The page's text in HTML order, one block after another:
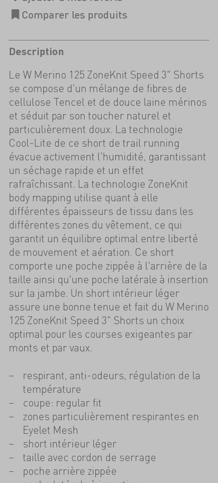
Description
Le W Merino 125 ZoneKnit Speed 3" Shorts
se compose d'un mélange de fibres de
cellulose Tencel et de douce laine mérinos
et séduit par son toucher naturel et
particulièrement doux. La technologie
Cool-Lite de ce short de trail running
évacue activement l'humidité, garantissant
un séchage rapide et un effet
rafraîchissant. La technologie ZoneKnit
body mapping utilise quant à elle
différentes épaisseurs de tissu dans les
différentes zones du vêtement, ce qui
garantit un équilibre optimal entre liberté
de mouvement et aération. Ce short
comporte une poche zippée à l'arrière de la
taille ainsi qu'une poche latérale à insertion
sur la jambe. Un short intérieur léger
assure une bonne tenue et fait du W Merino
125 ZoneKnit Speed 3" Shorts un choix
optimal pour les courses exigeantes par
monts et par vaux.
respirant, anti-odeurs, régulation de la
température
coupe: regular fit
zones particulièrement respirantes en
Eyelet Mesh
short intérieur léger
taille avec cordon de serrage
poche arrière zippée